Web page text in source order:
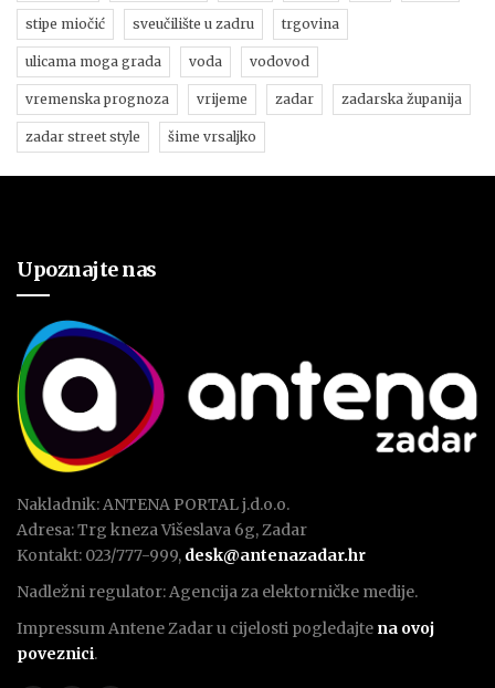
stipe miočić sveučilište u zadru trgovina
ulicama moga grada voda vodovod
vremenska prognoza vrijeme zadar zadarska županija
zadar street style šime vrsaljko
Upoznajte nas
Nakladnik: ANTENA PORTAL j.d.o.o.
Adresa: Trg kneza Višeslava 6g, Zadar
Kontakt: 023/777-999, desk@antenazadar.hr
Nadležni regulator: Agencija za elektorničke medije.
Impressum Antene Zadar u cijelosti pogledajte na ovoj
poveznici.